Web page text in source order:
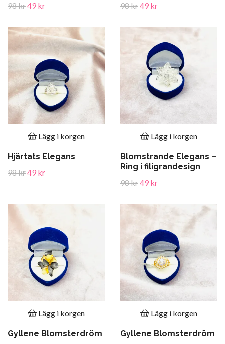
98 kr49 kr
98 kr49 kr
Lägg i korgen
Hjärtats Elegans
98 kr49 kr
Lägg i korgen
Blomstrande Elegans –
Ring i filigrandesign
98 kr49 kr
Lägg i korgen
Gyllene Blomsterdröm
Lägg i korgen
Gyllene Blomsterdröm